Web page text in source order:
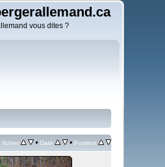
vous dites ?
fichier • Date • Position